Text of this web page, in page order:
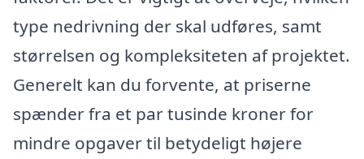
type nedrivning der skal udføres, samt
størrelsen og kompleksiteten af projektet.
Generelt kan du forvente, at priserne
spænder fra et par tusinde kroner for
mindre opgaver til betydeligt højere